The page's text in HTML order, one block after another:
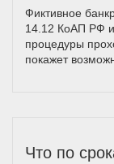
Фиктивное
14.12 КоАП РФ
процедуры
покажет
Что по